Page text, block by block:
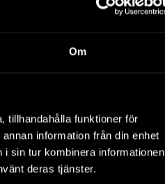
Om
tillhandahålla funktioner för
information från din enhet
sin tur kombinera informationen
deras tjänster.
ugn med en
en hel del
ett